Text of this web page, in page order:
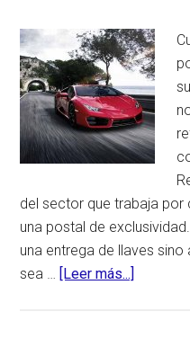
del sector que trabaja
una postal de
una entrega de llaves
sea … [Leer más...]